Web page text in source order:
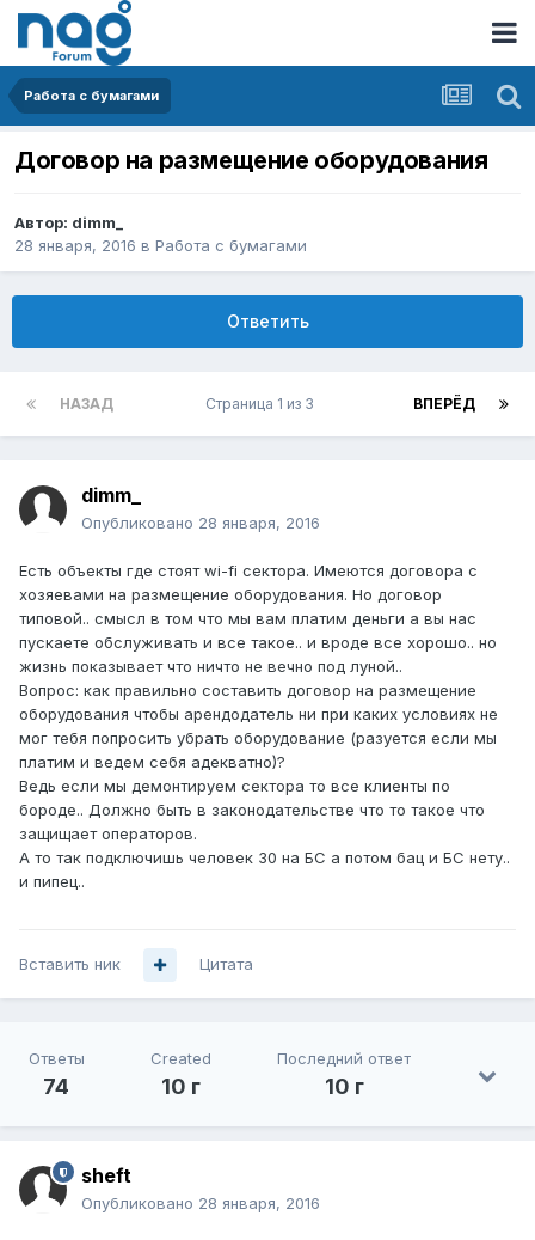
Работа с бумагами
Договор на размещение оборудования
Автор: dimm_
28 января, 2016 в Работа с бумагами
Ответить
НАЗАД ВПЕРЁД
Страница 1 из 3
dimm_
Опубликовано 28 января, 2016
Есть объекты где стоят wi-fi сектора. Имеются договора с
хозяевами на размещение оборудования. Но договор
типовой.. смысл в том что мы вам платим деньги а вы нас
пускаете обслуживать и все такое.. и вроде все хорошо.. но
жизнь показывает что ничто не вечно под луной..
Вопрос: как правильно составить договор на размещение
оборудования чтобы арендодатель ни при каких условиях не
мог тебя попросить убрать оборудование (разуется если мы
платим и ведем себя адекватно)?
Ведь если мы демонтируем сектора то все клиенты по
бороде.. Должно быть в законодательстве что то такое что
защищает операторов.
А то так подключишь человек 30 на БС а потом бац и БС нету..
и пипец..
Вставить ник Цитата
Ответы
74
Created
10 г
Последний ответ
10 г
sheft
Опубликовано 28 января, 2016